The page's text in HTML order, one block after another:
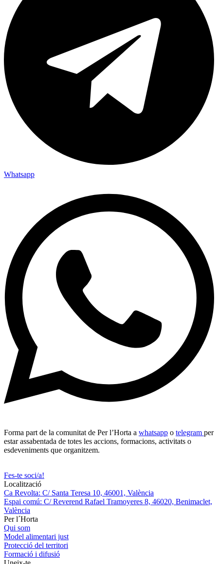
Whatsapp
Forma part de la comunitat de Per l’Horta a whatsapp o telegram per
estar assabentada de totes les accions, formacions, activitats o
esdeveniments que organitzem.
Fes-te soci/a!
Localització
Ca Revolta: C/ Santa Teresa 10, 46001, València
Espai comú: C/ Reverend Rafael Tramoyeres 8, 46020, Benimaclet,
València
Per l´Horta
Qui som
Model alimentari just
Protecció del territori
Formació i difusió